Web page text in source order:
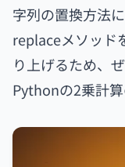
字列の置換方法
replaceメソッド
り上げるため、
Pythonの2乗計